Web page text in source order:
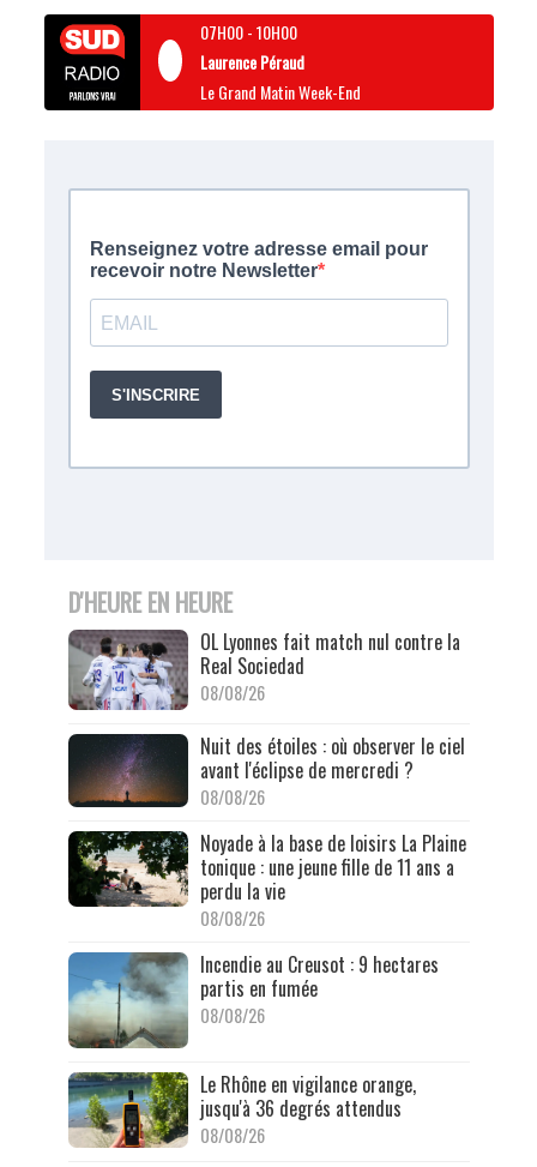
07H00-10H00
Laurence Péraud
Le Grand Matin Week-End
D'HEURE EN HEURE
OL Lyonnes fait match nul contre la
Real Sociedad
08/08/26
Nuit des étoiles : où observer le ciel
avant l'éclipse de mercredi ?
08/08/26
Noyade à la base de loisirs La Plaine
tonique : une jeune fille de 11 ans a
perdu la vie
08/08/26
Incendie au Creusot : 9 hectares
partis en fumée
08/08/26
Le Rhône en vigilance orange,
jusqu'à 36 degrés attendus
08/08/26